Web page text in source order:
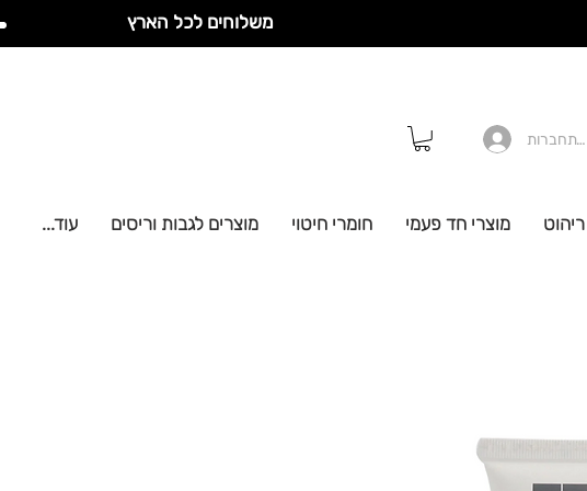
משלוחים לכל הארץ
להתחברות
ריהוט מוצרי חד פעמי חומרי חיטוי מוצרים לגבות וריסים עוד...